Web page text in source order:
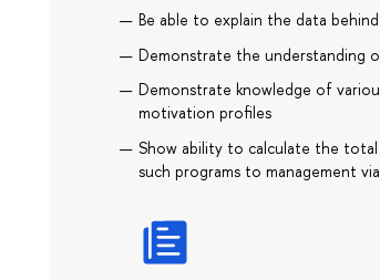
Be able to explain the data
Demonstrate the
Demonstrate knowledge of
motivation profiles
Show ability to calculate the
such programs to management